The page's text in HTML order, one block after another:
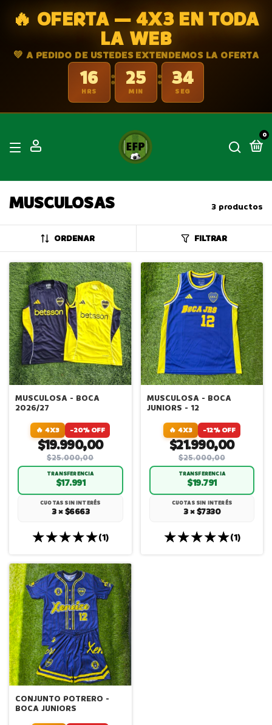
🔥 OFERTA — 4X3 EN TODA
LA WEB
💚 A PEDIDO DE USTEDES EXTENDEMOS LA OFERTA
16
HRS
: 25
MIN
: 33
SEG
0
MUSCULOSAS 3 productos
ORDENAR FILTRAR
MUSCULOSA - BOCA
2026/27
🔥 4X3 -20% OFF
$19.990,00
$25.000,00
TRANSFERENCIA
$17.991
CUOTAS SIN INTERÉS
3 × $6663
(1)
MUSCULOSA - BOCA
JUNIORS - 12
🔥 4X3 -12% OFF
$21.990,00
$25.000,00
TRANSFERENCIA
$19.791
CUOTAS SIN INTERÉS
3 × $7330
(1)
CONJUNTO POTRERO -
BOCA JUNIORS